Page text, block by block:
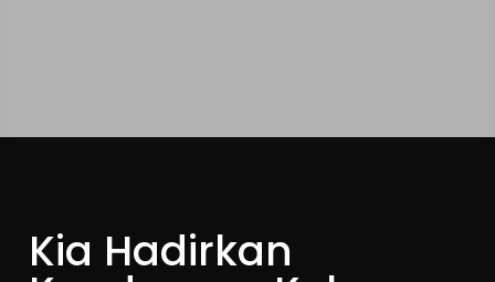
Kia Hadirkan